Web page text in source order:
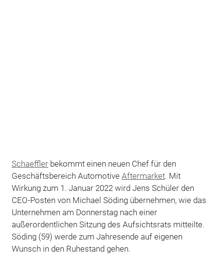
Schaefflerbekommt einen neuen Chef für den
Geschäftsbereich Automotive Aftermarket. Mit
Wirkung zum 1. Januar 2022 wird Jens Schüler den
CEO-Posten von Michael Söding übernehmen, wie das
Unternehmen am Donnerstag nach einer
außerordentlichen Sitzung des Aufsichtsrats mitteilte.
Söding (59) werde zum Jahresende auf eigenen
Wunsch in den Ruhestand gehen.